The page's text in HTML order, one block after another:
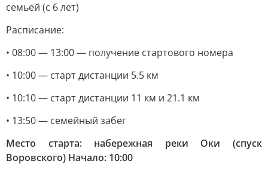
семьей (с 6 лет)
Расписание:
• 08:00 — 13:00 — получение стартового номера
• 10:00 — старт дистанции 5.5 км
• 10:10 — старт дистанции 11 км и 21.1 км
• 13:50 — семейный забег
Место старта: набережная реки Оки (спуск
Воровского) Начало: 10:00